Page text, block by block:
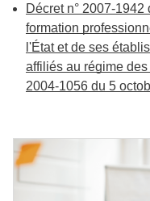
Décret n° 2007-
formation
l'État et de ses
affiliés au régime
2004-1056 du 5